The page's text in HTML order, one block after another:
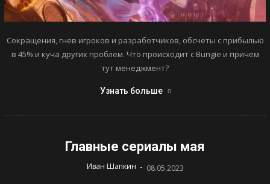
Сокращения, гнев игроков и разработчиков, обсчеты с прибылью
в 45% и куча других проблем. Что происходит с Bungie и причем
тут менеджмент?
Узнать больше
Главные сериалы мая
Иван Шапкин - 08.05.2023